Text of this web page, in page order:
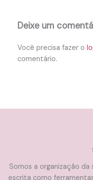
Deixe um
Você precisa fazer o
comentário.
Somos a organização
escrita como